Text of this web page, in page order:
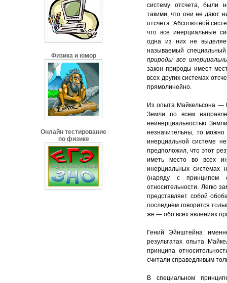
Физика и юмор
Онлайн тестирование
по физике
систему отсчета, были
такими, что они не дают
отсчета. Абсолютной
что все инерциальные
одна из них не
называемый
природы все
закон природы имеет
всех других системах
прямолинейно.
Из опыта Майкельсона —
Земли по всем
неинерциальностью
незначительны, то можно
инерциальной системе
предположил, что этот
иметь место во всех
инерциальных системах
(наряду с принципом
относительности. Легко
представляет собой
последнем говорится
же — обо всех явлениях
Гений Эйнштейна
результатах опыта
принципа
считали справедливым
В специальном